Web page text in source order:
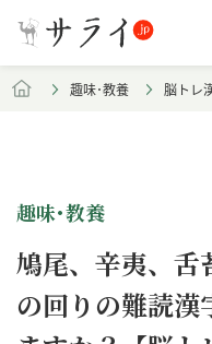
趣味･教養 脳トレ
趣味･教養
鳩尾、辛夷、
の回りの難読漢